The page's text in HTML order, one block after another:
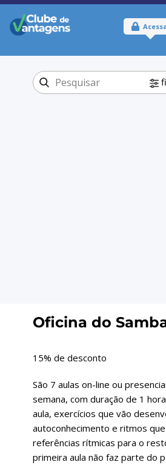
Oficina do
15% de desconto
São 7 aulas on-line ou
semana, com duração de 1
aula, exercícios que vão
autoconhecimento e ritmos
referências rítmicas para o
primeira aula não faz parte do